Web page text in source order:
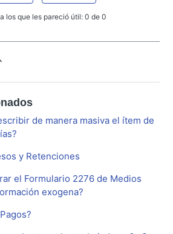
los que les pareció útil: 0 de 0
de manera masiva el ítem de
y Retenciones
el Formulario 2276 de Medios
exogena?